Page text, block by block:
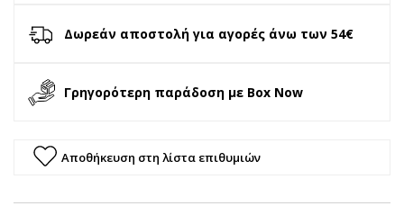
Δωρεάν αποστολή για αγορές άνω των 54€
Γρηγορότερη παράδοση με Box Now
Αποθήκευση στη λίστα επιθυμιών